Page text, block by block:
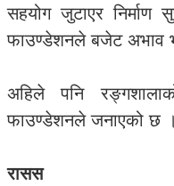
सहयोग जुटाएर निर्माण
फाउण्डेशनले बजेट अभाव
अहिले पनि
फाउण्डेशनले जनाएको छ ।
रासस